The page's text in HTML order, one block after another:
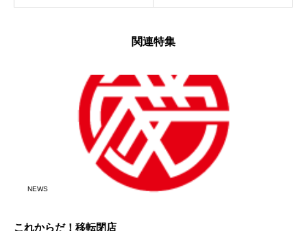
関連特集
NEWS
これからだ！移転閉店